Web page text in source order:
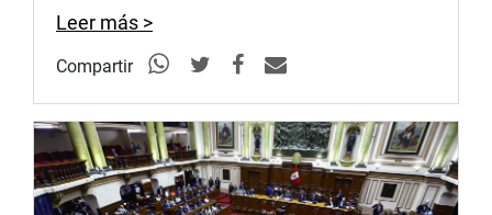
estratégicamente para no interrumpir el desarrollo de
otras actividades urbanas, que no haya contaminación
ambiental ni acústica, entre otros.
Por eso, consideró que el Estado, en apoyo del
crecimiento de las industrias debe facilitar espacios
donde puedan producir ordenadamente; y otorgar
derechos de propiedad sobre sus activos para darles
Leer más >
Compartir